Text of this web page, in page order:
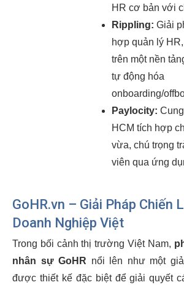
HR cơ bản với
Rippling: Giải
hợp quản lý
trên một nền
tự động hóa
onboarding/
Paylocity:
HCM tích hợp
vừa, chú trọng
viên qua ứng
GoHR.vn – Giải Pháp Chiến
Doanh Nghiệp Việt
Trong bối cảnh thị trường Việt Nam,
nhân sự GoHR nổi lên như một
được thiết kế đặc biệt để giải quyết